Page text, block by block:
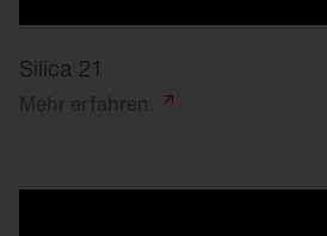
Silica 21
Mehr erfahren.